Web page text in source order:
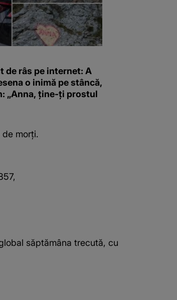
de râs pe internet: A
o inimă pe stâncă,
„Anna, ține-ți prostul
morţi.
săptămâna trecută, cu